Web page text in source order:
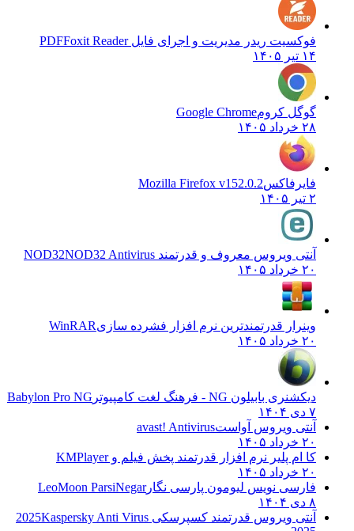
فوکسیت ریدر مدیریت و اجرای فایل PDFFoxit Reader
۱۴ تیر ۱۴۰۵
گوگل کرومGoogle Chrome
۲۸ خرداد ۱۴۰۵
فایرفاکسMozilla Firefox v152.0.2
۲ تیر ۱۴۰۵
آنتی ویروس معروف و قدرتمند NOD32 NOD32 Antivirus
۲۰ خرداد ۱۴۰۵
وینرار قدرتمندترین نرم افزار فشرده سازیWinRAR
۲۰ خرداد ۱۴۰۵
دیکشنری بابیلون NG - فرهنگ لغت کامپیوتر
Babylon Pro NG
۷ دی ۱۴۰۴
آنتی ویروس آواستavast! Antivirus
۲۰ خرداد ۱۴۰۵
کا ام پلیر نرم افزار قدرتمند پخش فیلم وKMPlayer
۲۰ خرداد ۱۴۰۵
فارسی نویس لیومون پارسی نگارLeoMoon ParsiNegar
۸ دی ۱۴۰۴
آنتی ویروس قدرتمند کسپرسکی 2025 Kaspersky Anti Virus